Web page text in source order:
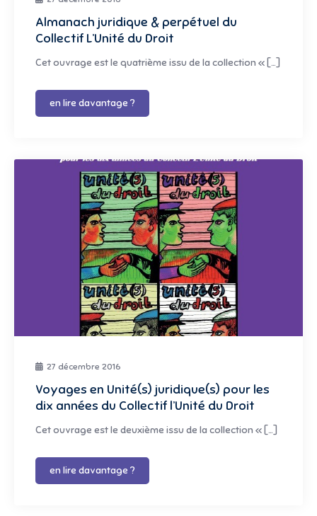
Almanach juridique & perpétuel du
Collectif L’Unité du Droit
Cet ouvrage est le quatrième issu de la collection « […]
en lire davantage ?
27 décembre 2016
Voyages en Unité(s) juridique(s) pour les
dix années du Collectif l’Unité du Droit
Cet ouvrage est le deuxième issu de la collection « […]
en lire davantage ?